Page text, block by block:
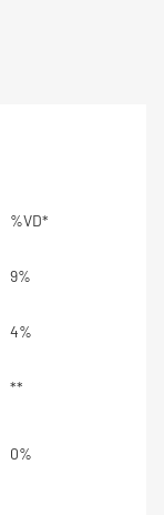
%VD*
9%
4%
**
0%